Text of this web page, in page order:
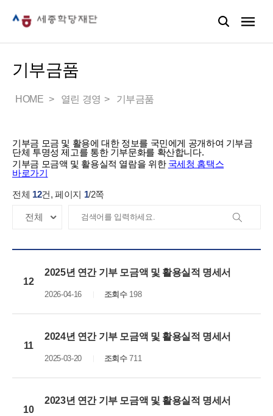
기부금품
HOME 열린 경영 기부금품
기부금 모금 및 활용에 대한 정보를 국민에게 공개하여 기부금
단체 투명성 제고를 통한 기부문화를 확산합니다.
기부금 모금액 및 활용실적 열람을 위한 국세청 홈택스
바로가기
전체 12건, 페이지 1/2쪽
12
2025년 연간 기부 모금액 및 활용실적 명세서
2026-04-16 조회수198
11
2024년 연간 기부 모금액 및 활용실적 명세서
2025-03-20 조회수711
10
2023년 연간 기부 모금액 및 활용실적 명세서